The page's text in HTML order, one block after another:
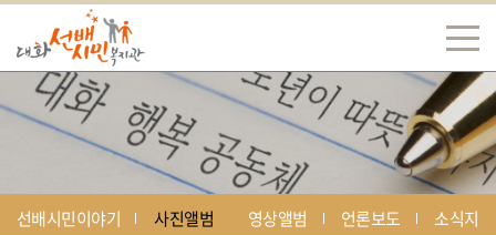
선배시민이야기 사진앨범 영상앨범 언론보도 소식지